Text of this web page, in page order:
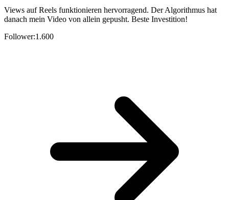
Views auf Reels funktionieren hervorragend. Der Algorithmus hat
danach mein Video von allein gepusht. Beste Investition!
Follower:1.600